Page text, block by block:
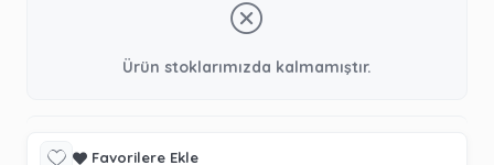
Ürün stoklarımızda kalmamıştır.
Favorilere Ekle